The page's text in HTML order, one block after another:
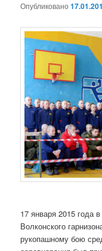
Опубликовано
17 января 2015 года
Волконского
рукопашному бою